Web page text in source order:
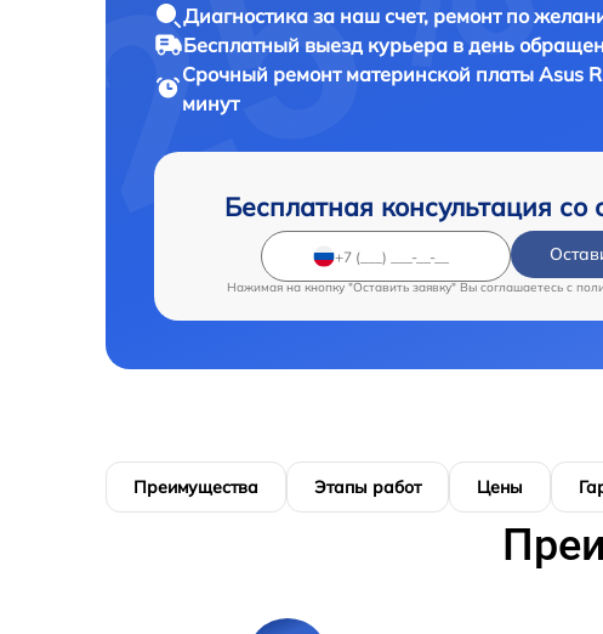
Диагностика за наш счет, ремонт по
Бесплатный выезд курьера в день
Срочный ремонт материнской платы Asus
минут
Бесплатная консультация со
Нажимая на кнопку "Оставить заявку" Вы соглашаетесь c
Преимущества Этапы работ Цены